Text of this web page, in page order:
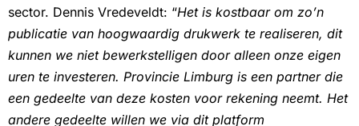
sector. Dennis Vredeveldt: “Het is kostbaar om zo’n
publicatie van hoogwaardig drukwerk te realiseren, dit
kunnen we niet bewerkstelligen door alleen onze eigen
uren te investeren. Provincie Limburg is een partner die
een gedeelte van deze kosten voor rekening neemt. Het
andere gedeelte willen we via dit platform